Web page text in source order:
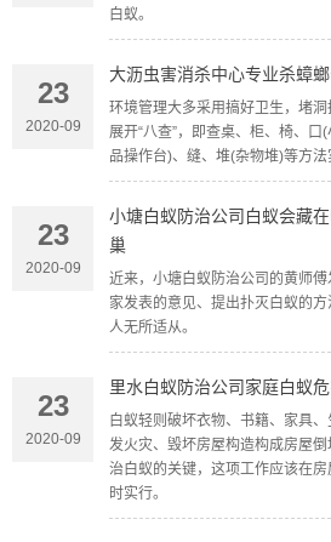
白蚁。
23
2020-09
大沥虫害消杀中心专业杀蟑
环境管理大多采用搞好卫生，堵
展开“八查”，即查桌、柜、椅、
品操作台)、缝、堆(杂物堆)等方法
23
2020-09
小塘白蚁防治公司白蚁会藏
巢
近来，小塘白蚁防治公司的黄师
家发表的意见、提出扑灭白蚁的
人无所适从。
23
2020-09
里水白蚁防治公司家庭白蚁
白蚁轻则破坏衣物、书籍、家具
发火灾、毁坏房屋构造构成房屋
治白蚁的关键，这项工作应该在
时实行。